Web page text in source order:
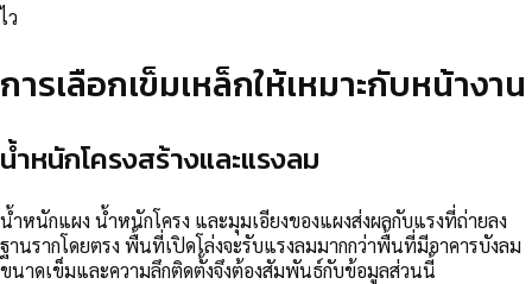
ไว
การเลือกเข็มเหล็กให้เหมาะกับหน้างาน
น้ำหนักโครงสร้างและแรงลม
น้ำหนักแผง น้ำหนักโครง และมุมเอียงของแผงส่งผลกับแรงที่ถ่ายลง
ฐานรากโดยตรง พื้นที่เปิดโล่งจะรับแรงลมมากกว่าพื้นที่มีอาคารบังลม
ขนาดเข็มและความลึกติดตั้งจึงต้องสัมพันธ์กับข้อมูลส่วนนี้